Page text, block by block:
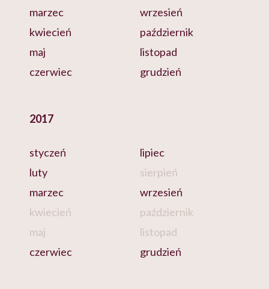
marzec
kwiecień
maj
czerwiec
wrzesień
październik
listopad
grudzień
2017
styczeń
luty
marzec
kwiecień
maj
czerwiec
lipiec
sierpień
wrzesień
październik
listopad
grudzień